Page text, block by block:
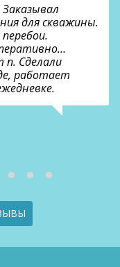
для скважины.
Сделали
работает